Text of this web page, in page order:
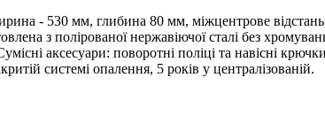
- 530 мм, глибина 80 мм, міжцентрове
з полірованої нержавіючої сталі без
аксесуари: поворотні поліці та навісні
системі опалення, 5 років у централізованій.